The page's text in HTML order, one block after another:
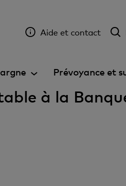
Aide et contact
Prévoyance et
à la